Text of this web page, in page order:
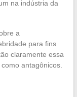
na indústria da
a
para fins
claramente essa
antagônicos.